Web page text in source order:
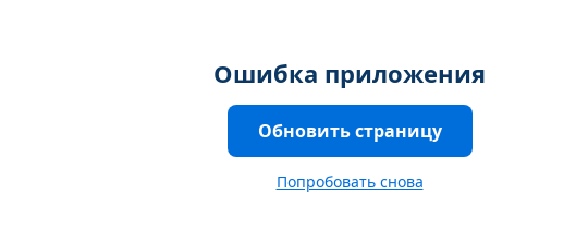
Ошибка приложения
Обновить страницу
Попробовать снова